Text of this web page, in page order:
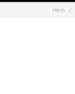
Hem